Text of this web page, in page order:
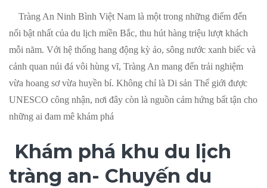
Tràng An Ninh Bình Việt Nam là một trong những điểm đến
nổi bật nhất của du lịch miền Bắc, thu hút hàng triệu lượt khách
mỗi năm. Với hệ thống hang động kỳ ảo, sông nước xanh biếc và
cảnh quan núi đá vôi hùng vĩ, Tràng An mang đến trải nghiệm
vừa hoang sơ vừa huyền bí. Không chỉ là Di sản Thế giới được
UNESCO công nhận, nơi đây còn là nguồn cảm hứng bất tận cho
những ai đam mê khám phá
Khám phá khu du lịch
tràng an- Chuyến du